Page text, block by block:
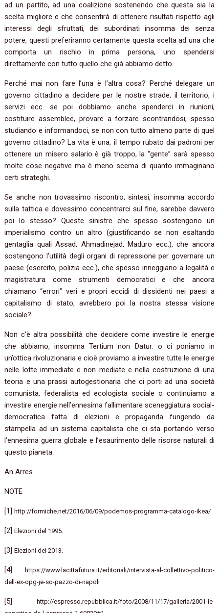
ad un partito, ad una coalizione sostenendo che questa sia la
scelta migliore e che consentirà di ottenere risultati rispetto agli
interessi degli sfruttati, dei subordinati insomma dei senza
potere, questi preferiranno certamente questa scelta ad una che
comporta un rischio in prima persona, uno spendersi
direttamente con tutto quello che già abbiamo detto.
Perché mai non fare l’una è l’altra cosa? Perché delegare un
governo cittadino a decidere per le nostre strade, il territorio, i
servizi ecc. se poi dobbiamo anche spenderci in riunioni,
costituire assemblee, provare a forzare scontrandosi, spesso
studiando e informandoci, se non con tutto almeno parte di quel
governo cittadino? La vita è una, il tempo rubato dai padroni per
ottenere un misero salario è già troppo, la “gente” sarà spesso
molte cose negative ma è meno scema di quanto immaginano
certi strateghi.
Se anche non trovassimo riscontro, sintesi, insomma accordo
sulla tattica e dovessimo concentrarci sul fine, sarebbe davvero
poi lo stesso? Queste sinistre che spesso sostengono un
imperialismo contro un altro (giustificando se non esaltando
gentaglia quali Assad, Ahmadinejad, Maduro ecc.), che ancora
sostengono l’utilità degli organi di repressione per governare un
paese (esercito, polizia ecc.), che spesso inneggiano a legalità e
magistratura come strumenti democratici e che ancora
chiamano “errori” veri e propri eccidi di dissidenti nei paesi a
capitalismo di stato, avrebbero poi la nostra stessa visione
sociale?
Non c’è altra possibilità che decidere come investire le energie
che abbiamo, insomma Tertium non Datur: o ci poniamo in
un’ottica rivoluzionaria e cioè proviamo a investire tutte le energie
nelle lotte immediate e non mediate e nella costruzione di una
teoria e una prassi autogestionaria che ci porti ad una società
comunista, federalista ed ecologista sociale o continuiamo a
investire energie nell’ennesima fallimentare sceneggiatura social-
democratica fatta di elezioni e propaganda fungendo da
stampella ad un sistema capitalista che ci sta portando verso
l’ennesima guerra globale e l’esaurimento delle risorse naturali di
questo pianeta.
An Arres
NOTE
[1]http://formiche.net/2016/06/09/podemos-programma-catalogo-ikea/
[2]Elezioni del 1995.
[3]Elezioni del 2013.
[4]
https://www.lacittafutura.it/editoriali/intervista-al-collettivo-politico-
dell-ex-opg-je-so-pazzo-di-napoli
[5]
http://espresso.repubblica.it/foto/2008/11/17/galleria/2001-le-